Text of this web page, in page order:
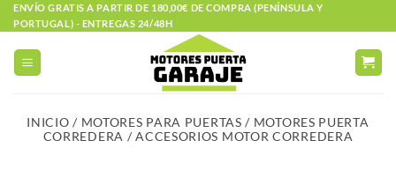
Saltar
al
contenido
ENVÍO GRATIS A PARTIR DE 180,00€ DE COMPRA (PENÍNSULA Y
PORTUGAL) - ENTREGAS 24/48H
INICIO / MOTORES PARA PUERTAS / MOTORES PUERTA
CORREDERA / ACCESORIOS MOTOR CORREDERA